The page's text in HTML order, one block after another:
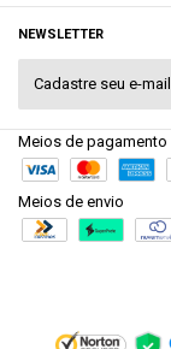
NEWSLETTER
Meios de pagamento
Meios de envio